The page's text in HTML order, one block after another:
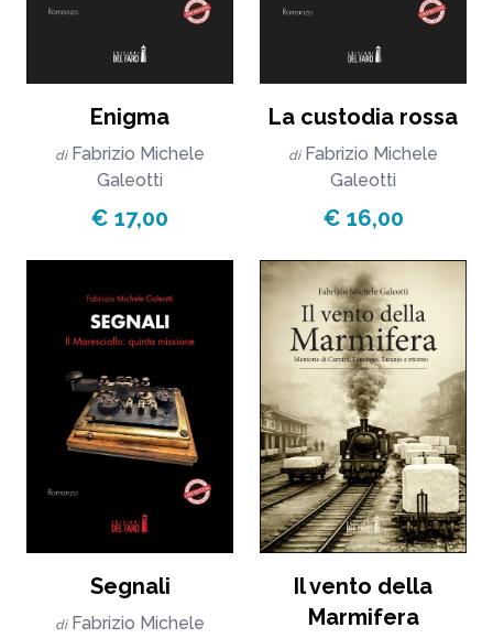
Enigma
di Fabrizio Michele
Galeotti
€ 17,00
La custodia rossa
di Fabrizio Michele
Galeotti
€ 16,00
Segnali
di Fabrizio Michele
Il vento della
Marmifera